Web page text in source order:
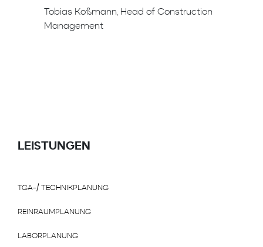
Tobias Koßmann, Head of Construction
Management
LEISTUNGEN
TGA-/ TECHNIKPLANUNG
REINRAUMPLANUNG
LABORPLANUNG